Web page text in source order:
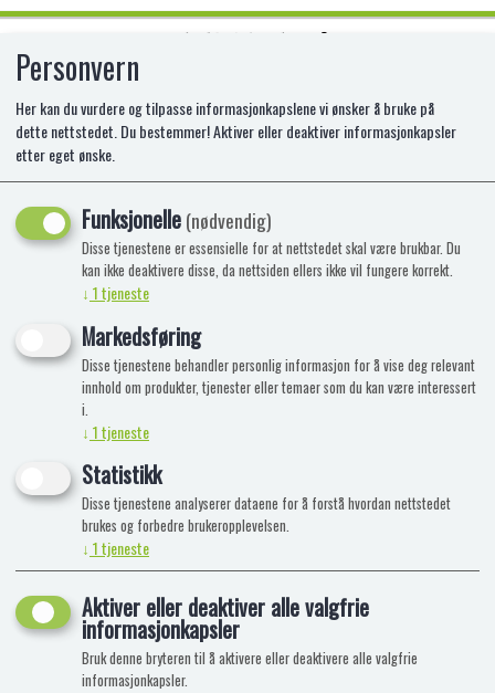
DINDON JU-C JELLY BITES BAG
320G
Personvern
Her kan du vurdere og tilpasse informasjonkapslene vi ønsker å bruke på
dette nettstedet. Du bestemmer! Aktiver eller deaktiver informasjonkapsler
etter eget ønske.
Funksjonelle(nødvendig)
Disse tjenestene er essensielle for at nettstedet skal være brukbar. Du
kan ikke deaktivere disse, da nettsiden ellers ikke vil fungere korrekt.
↓ 1tjeneste
Markedsføring
Disse tjenestene behandler personlig informasjon for å vise deg relevant
innhold om produkter, tjenester eller temaer som du kan være interessert
i.
↓ 1tjeneste
Statistikk
Disse tjenestene analyserer dataene for å forstå hvordan nettstedet
brukes og forbedre brukeropplevelsen.
↓ 1tjeneste
Aktiver eller deaktiver alle valgfrie
informasjonkapsler
Bruk denne bryteren til å aktivere eller deaktivere alle valgfrie
informasjonkapsler.